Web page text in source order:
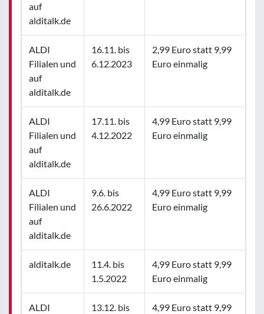
auf
alditalk.de
ALDI
Filialen und
auf
alditalk.de
16.11. bis
6.12.2023
2,99 Euro statt 9,99
Euro einmalig
ALDI
Filialen und
auf
alditalk.de
17.11. bis
4.12.2022
4,99 Euro statt 9,99
Euro einmalig
ALDI
Filialen und
auf
alditalk.de
9.6. bis
26.6.2022
4,99 Euro statt 9,99
Euro einmalig
alditalk.de
11.4. bis
1.5.2022
4,99 Euro statt 9,99
Euro einmalig
ALDI
13.12. bis
4,99 Euro statt 9,99